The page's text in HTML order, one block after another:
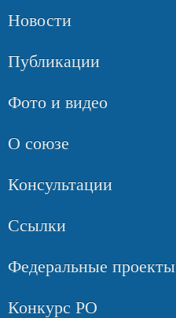
Новости
Публикации
Фото и видео
О союзе
Консультации
Ссылки
Федеральные проекты
Конкурс РО